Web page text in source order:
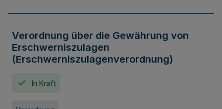
Verordnung über die Gewährung von
Erschwerniszulagen
(Erschwerniszulagenverordnung)
In Kraft